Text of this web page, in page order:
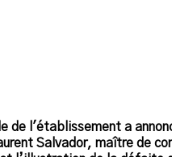
de l'établissement a
Salvador, maître de